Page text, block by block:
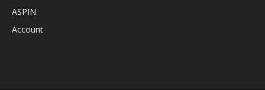
ASPIN
Account